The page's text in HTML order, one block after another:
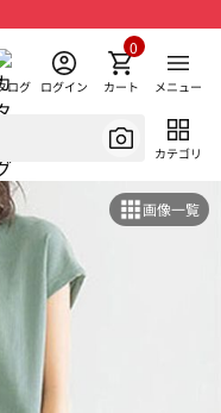
ログ ログイン カート
0
メニュー
カテゴリ
画像一覧